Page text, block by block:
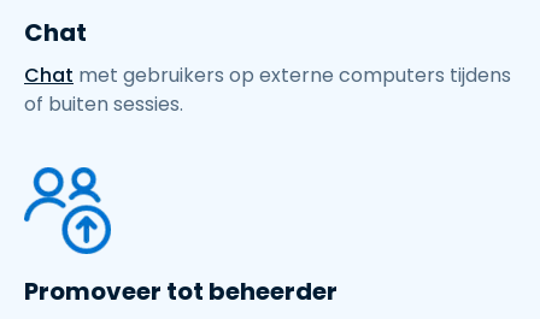
Chat
Chat met gebruikers op externe computers tijdens
of buiten sessies.
Promoveer tot beheerder